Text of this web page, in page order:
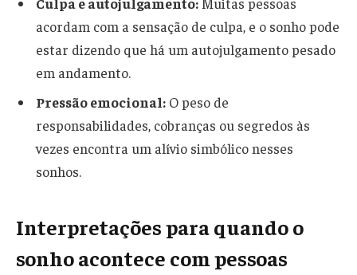
acordam com a sensação de culpa, e o sonho pode
estar dizendo que há um autojulgamento pesado
em andamento.
Pressão emocional: O peso de
responsabilidades, cobranças ou segredos às
vezes encontra um alívio simbólico nesses
sonhos.
Interpretações para quando o
sonho acontece com pessoas